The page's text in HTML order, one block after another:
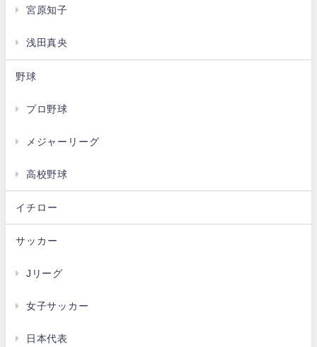
宮原知子
浅田真央
野球
プロ野球
メジャーリーグ
高校野球
イチロー
サッカー
Jリーグ
女子サッカー
日本代表